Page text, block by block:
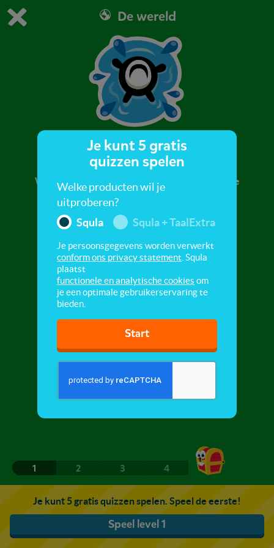
Dit is de gratis demo van Squla.
Bestel nu
0 1
De wereld
Water 1
We gaan het water op! Wil je met de kano of de
boot? Speel de quiz!
1 2 3 4
Je kunt 5 gratis quizzen spelen. Speel de eerste!
Speel level 1
Je kunt 5 gratis
quizzen spelen
Welke producten wil je
uitproberen?
Squla
Squla + TaalExtra
Je persoonsgegevens worden verwerkt
conform ons privacy statement . Squla
plaatst
functionele en analytische cookies om
je een optimale gebruikerservaring te
bieden.
Start